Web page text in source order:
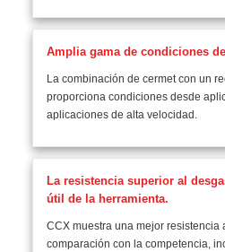
Amplia gama de condiciones
La combinación de cermet con un
proporciona condiciones desde
aplicaciones de alta velocidad.
La resistencia superior al
útil de la herramienta.
CCX muestra una mejor resistencia
comparación con la competencia,